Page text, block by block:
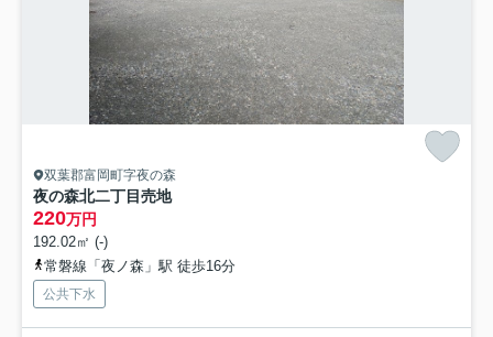
双葉郡富岡町字夜の森
夜の森北二丁目売地
220万円
192.02㎡ (-)
常磐線「夜ノ森」駅 徒歩16分
公共下水